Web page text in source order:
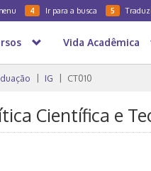
4 Ir para a busca 5
Vida Acadêmica
IG CT010
Científica e